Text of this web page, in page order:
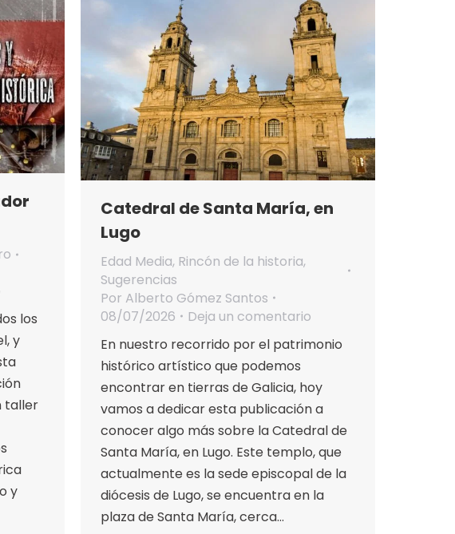
los
y
taller
y
Catedral de Santa María, en
Lugo
Edad Media, Rincón de la historia,
Sugerencias
Por Alberto Gómez Santos
08/07/2026
Deja un comentario
En nuestro recorrido por el patrimonio
histórico artístico que podemos
encontrar en tierras de Galicia, hoy
vamos a dedicar esta publicación a
conocer algo más sobre la Catedral de
Santa María, en Lugo. Este templo, que
actualmente es la sede episcopal de la
diócesis de Lugo, se encuentra en la
plaza de Santa María, cerca…